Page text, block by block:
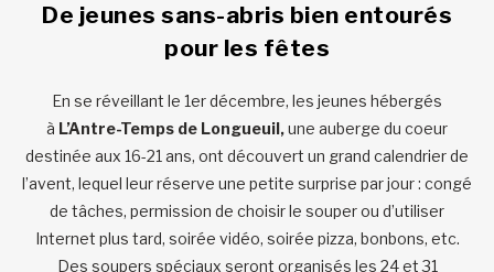
De jeunes sans-abris bien entourés
pour les fêtes
En se réveillant le 1er décembre, les jeunes hébergés
à L’Antre-Temps de Longueuil,une auberge du coeur
destinée aux 16-21 ans, ont découvert un grand calendrier de
l’avent, lequel leur réserve une petite surprise par jour : congé
de tâches, permission de choisir le souper ou d’utiliser
Internet plus tard, soirée vidéo, soirée pizza, bonbons, etc.
Des soupers spéciaux seront organisés les 24 et 31